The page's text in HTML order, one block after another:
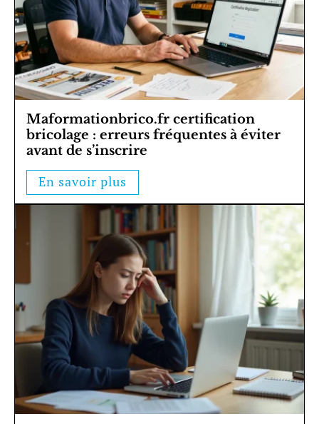
Maformationbrico.fr certification
bricolage : erreurs fréquentes à éviter
avant de s’inscrire
En savoir plus